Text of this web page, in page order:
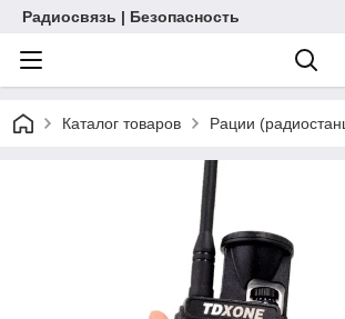
Радиосвязь | Безопасность
Каталог товаров Рации